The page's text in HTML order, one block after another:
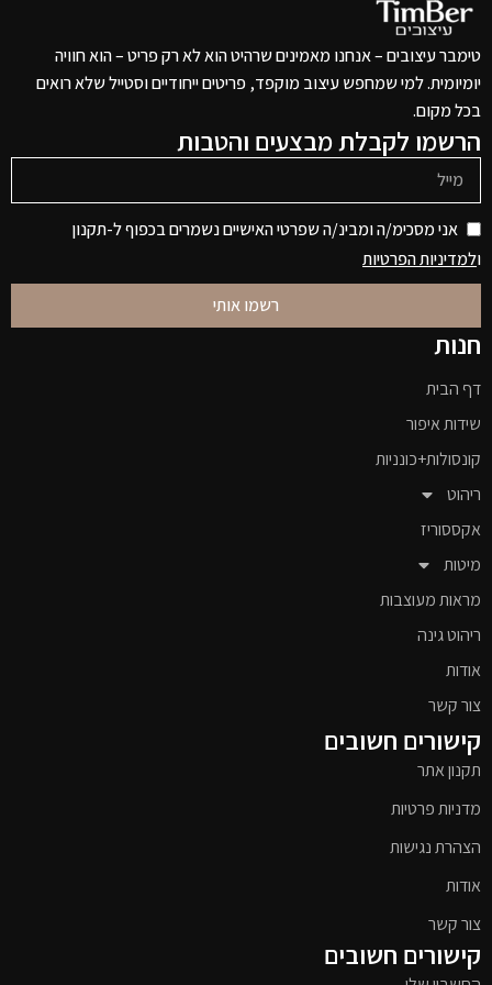
טימבר עיצובים – אנחנו מאמינים שרהיט הוא לא רק פריט – הוא חוויה
יומיומית. למי שמחפש עיצוב מוקפד, פריטים ייחודיים וסטייל שלא רואים
בכל מקום.
הרשמו לקבלת מבצעים והטבות
אני מסכימ/ה ומבינ/ה שפרטי האישיים נשמרים בכפוף ל-תקנון
ולמדיניות הפרטיות
רשמו אותי
חנות
דף הבית
שידות איפור
קונסולות+כונניות
ריהוט
אקססוריז
מיטות
מראות מעוצבות
ריהוט גינה
אודות
צור קשר
קישורים חשובים
תקנון אתר
מדניות פרטיות
הצהרת נגישות
אודות
צור קשר
קישורים חשובים